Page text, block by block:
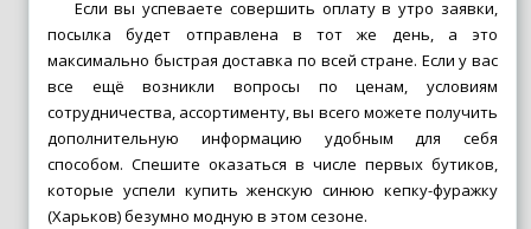
Если вы успеваете совершить оплату в утро заявки,
посылка будет отправлена в тот же день, а это
максимально быстрая доставка по всей стране. Если у вас
все ещё возникли вопросы по ценам, условиям
сотрудничества, ассортименту, вы всего можете получить
дополнительную информацию удобным для себя
способом. Спешите оказаться в числе первых бутиков,
которые успели купить женскую синюю кепку-фуражку
(Харьков)безумно модную в этом сезоне.